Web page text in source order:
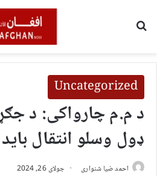
Uncategorized
د م.م چارواکی: د
ډول وسلو انتقال
احمد ضیا شنواری جولای 26, 2024